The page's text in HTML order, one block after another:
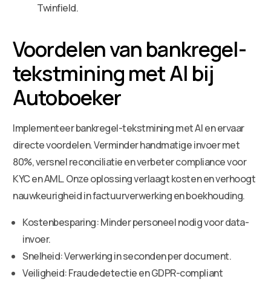
Twinfield.
Voordelen van bankregel-
tekstmining met AI bij
Autoboeker
Implementeer bankregel-tekstmining met AI en ervaar
directe voordelen. Verminder handmatige invoer met
80%, versnel reconciliatie en verbeter compliance voor
KYC en AML. Onze oplossing verlaagt kosten en verhoogt
nauwkeurigheid in factuurverwerking en boekhouding.
Kostenbesparing: Minder personeel nodig voor data-
invoer.
Snelheid: Verwerking in seconden per document.
Veiligheid: Fraudedetectie en GDPR-compliant